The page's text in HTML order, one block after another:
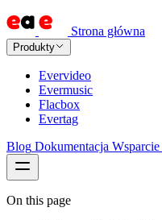
Strona główna
Produkty
Evervideo
Evermusic
Flacbox
Evertag
Blog Dokumentacja Wsparcie
On this page